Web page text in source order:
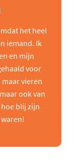
het heel
iemand. Ik
en mijn
voor
vieren
ook van
blij zijn